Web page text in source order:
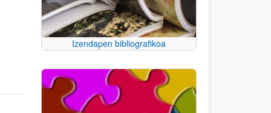
Izendapen bibliografikoa